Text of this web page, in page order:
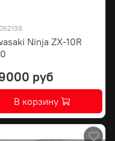
052138
Ninja ZX-10R
руб
В корзину